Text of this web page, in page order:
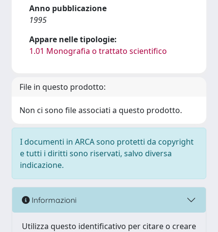
Anno pubblicazione
1995
Appare nelle tipologie:
1.01 Monografia o trattato scientifico
File in questo prodotto:
Non ci sono file associati a questo prodotto.
I documenti in ARCA sono protetti da copyright
e tutti i diritti sono riservati, salvo diversa
indicazione.
Informazioni
Utilizza questo identificativo per citare o creare